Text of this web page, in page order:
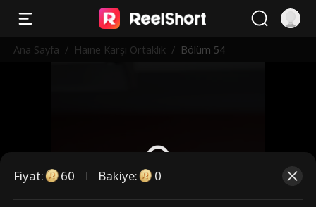
Ana Sayfa / Haine Karşı Ortaklık / Bölüm 54
Fiyat: 60 Bakiye: 0